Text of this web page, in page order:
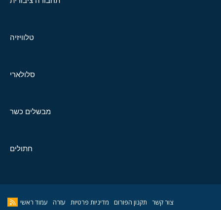
טלוויזיה
סלולארי
מבשלים כשר
חתולים
צור קשר תקנון הפורום מדיניות פרטיות עזרה עמוד ראשי